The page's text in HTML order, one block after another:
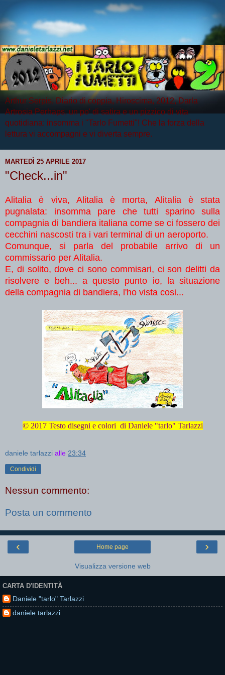
Arthur Serpis, Diario di coppia, Hiroscima, 2012, Darla
Artrosia Perhaps, un po' di satira e un pizzico di vita
quotidiana: insomma i "Tarlo Fumetti"! Che la forza della
lettura vi accompagni e vi diverta sempre.
MARTEDÌ 25 APRILE 2017
"Check...in"
Alitalia è viva, Alitalia è morta, Alitalia è stata
pugnalata: insomma pare che tutti sparino sulla
compagnia di bandiera italiana come se ci fossero dei
cecchini nascosti tra i vari terminal di un aeroporto.
Comunque, si parla del probabile arrivo di un
commissario per Alitalia.
E, di solito, dove ci sono commisari, ci son delitti da
risolvere e beh... a questo punto io, la situazione
della compagnia di bandiera, l'ho vista cosi...
© 2017 Testo disegni e colori di Daniele "tarlo" Tarlazzi
daniele tarlazzi alle 23:34
Condividi
Nessun commento:
Posta un commento
‹ ›
Home page
Visualizza versione web
CARTA D'IDENTITÀ
Daniele "tarlo" Tarlazzi
daniele tarlazzi